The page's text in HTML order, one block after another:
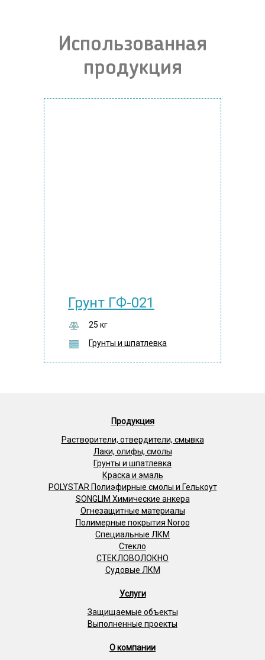
Использованная
продукция
Грунт ГФ-021
25 кг
Грунты и шпатлевка
Продукция
Растворители, отвердители, смывка
Лаки, олифы, смолы
Грунты и шпатлевка
Краска и эмаль
POLYSTAR Полиэфирные смолы и Гелькоут
SONGLIM Химические анкера
Огнезащитные материалы
Полимерные покрытия Noroo
Специальные ЛКМ
Стекло
СТЕКЛОВОЛОКНО
Судовые ЛКМ
Услуги
Защищаемые объекты
Выполненные проекты
О компании